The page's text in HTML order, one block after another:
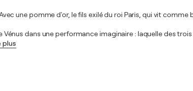
une pomme d'or, le fils exilé du roi Paris, qui vit
dans une performance imaginaire : laquelle des
plus